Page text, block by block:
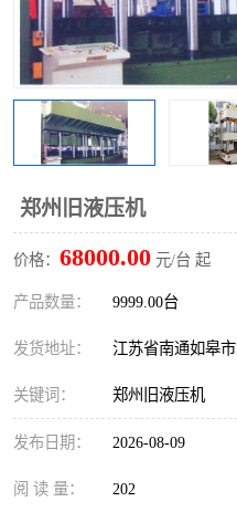
郑州旧液压机
价格： 68000.00 元/台 起
产品数量： 9999.00台
发货地址： 江苏省南通如皋市
关键词： 郑州旧液压机
发布日期： 2026-08-09
阅 读 量： 202